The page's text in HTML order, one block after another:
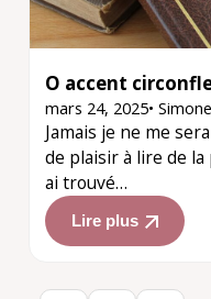
O accent
mars 24, 2025•
Jamais je ne me
de plaisir à lire de la
ai trouvé…
Lire plus